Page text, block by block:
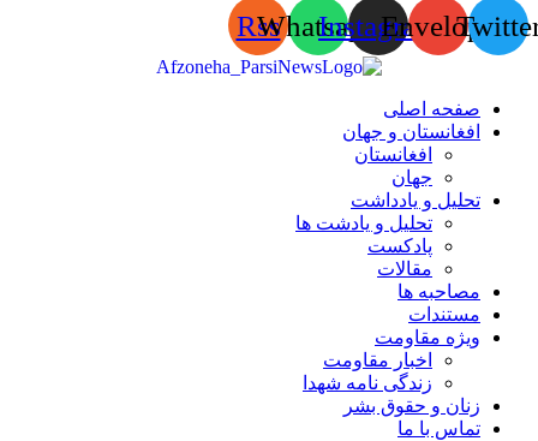
Instagram
Whatsapp
Rss
صفحه اصلی
افغانستان و جهان
افغانستان
جهان
تحلیل و یادداشت
تحلیل و یادشت ها
پادکست
مقالات
مصاحبه ها
مستندات
ویژه مقاومت
اخبار مقاومت
زندگی نامه شهدا
زنان و حقوق بشر
تماس با ما